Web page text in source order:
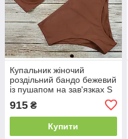
Купальник жіночий
роздільний бандо бежевий
із пушапом на зав'язках S
915 ₴
Купити